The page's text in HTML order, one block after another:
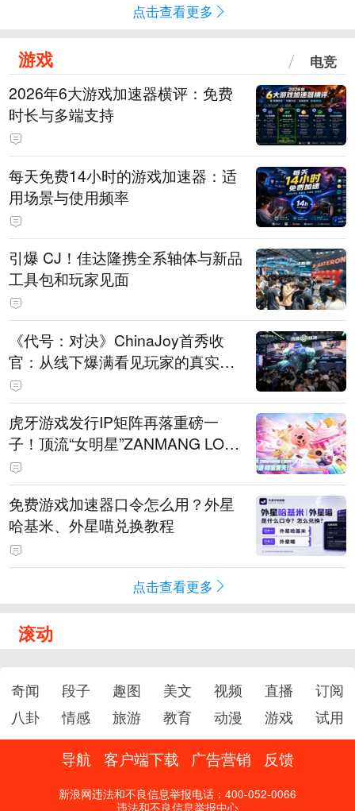
点击查看更多
游戏 电竞
2026年6大游戏加速器横评：免费
时长与多端支持
每天免费14小时的游戏加速器：适
用场景与使用频率
引爆 CJ！佳达隆携全系轴体与新品
工具包和玩家见面
《代号：对决》ChinaJoy首秀收
官：从线下爆满看见玩家的真实期
待
虎牙游戏发行IP矩阵再落重磅一
子！顶流“女明星”ZANMANG LOO
PY 正版3D消除手游《消消奇遇》
惊喜曝光
免费游戏加速器口令怎么用？外星
哈基米、外星喵兑换教程
点击查看更多
滚动
奇闻 段子 趣图 美文 视频 直播
订阅
八卦
情感 旅游 教育 动漫 游戏 试用
导航 客户端下载 广告营销 反馈
新浪网违法和不良信息举报电话：400-052-0066
违法和不良信息举报中心